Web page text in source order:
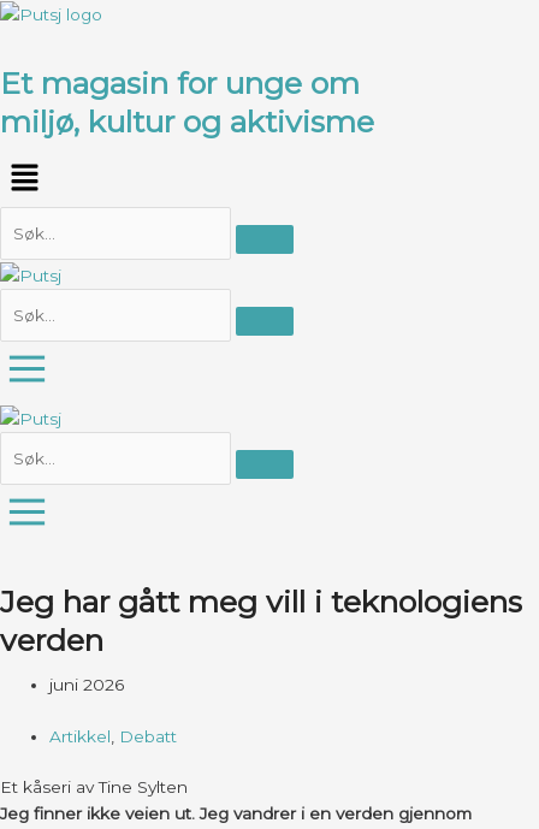
Hopp
innholdet
Et magasin for unge om
miljø, kultur og aktivisme
Meny
Jeg har gått meg vill i teknologiens
verden
juni 2026
Artikkel Debatt
Et kåseri av Tine Sylten
Jeg finner ikke veien ut. Jeg vandrer i en verden gjennom